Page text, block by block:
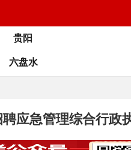
贵阳
六盘水
应急管理综合行